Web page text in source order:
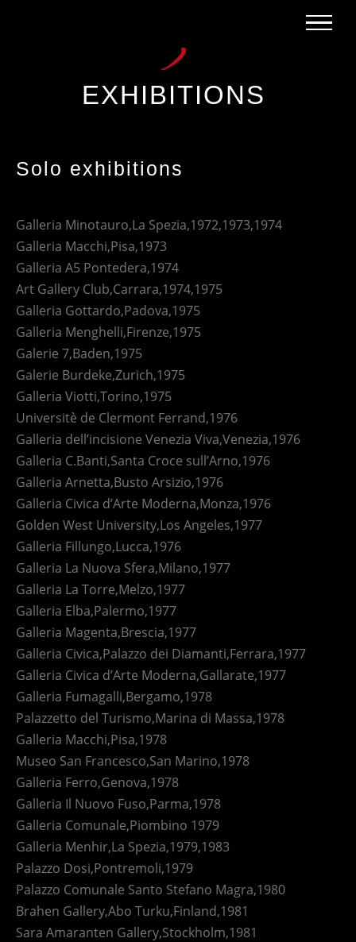
EXHIBITIONS
Solo exhibitions
Galleria Minotauro,La Spezia,1972,1973,1974
Galleria Macchi,Pisa,1973
Galleria A5 Pontedera,1974
Art Gallery Club,Carrara,1974,1975
Galleria Gottardo,Padova,1975
Galleria Menghelli,Firenze,1975
Galerie 7,Baden,1975
Galerie Burdeke,Zurich,1975
Galleria Viotti,Torino,1975
Universitè de Clermont Ferrand,1976
Galleria dell’incisione Venezia Viva,Venezia,1976
Galleria C.Banti,Santa Croce sull’Arno,1976
Galleria Arnetta,Busto Arsizio,1976
Galleria Civica d’Arte Moderna,Monza,1976
Golden West University,Los Angeles,1977
Galleria Fillungo,Lucca,1976
Galleria La Nuova Sfera,Milano,1977
Galleria La Torre,Melzo,1977
Galleria Elba,Palermo,1977
Galleria Magenta,Brescia,1977
Galleria Civica,Palazzo dei Diamanti,Ferrara,1977
Galleria Civica d’Arte Moderna,Gallarate,1977
Galleria Fumagalli,Bergamo,1978
Palazzetto del Turismo,Marina di Massa,1978
Galleria Macchi,Pisa,1978
Museo San Francesco,San Marino,1978
Galleria Ferro,Genova,1978
Galleria Il Nuovo Fuso,Parma,1978
Galleria Comunale,Piombino 1979
Galleria Menhir,La Spezia,1979,1983
Palazzo Dosi,Pontremoli,1979
Palazzo Comunale Santo Stefano Magra,1980
Brahen Gallery,Abo Turku,Finland,1981
Sara Amaranten Gallery,Stockholm,1981